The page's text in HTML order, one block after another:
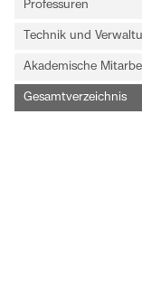
Professuren
Technik und
Akademische
Gesamtverzeichnis